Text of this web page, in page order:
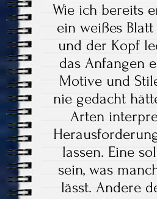
Wie ich bereits
ein weißes
und der Kopf
das Anfangen
Motive und
nie gedacht
Arten
lassen. Eine
sein, was
lässt. Andere